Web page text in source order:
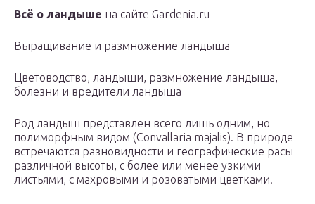
Всё о ландыше на сайте Gardenia.ru
Выращивание и размножение ландыша
Цветоводство, ландыши, размножение ландыша,
болезни и вредители ландыша
Род ландыш представлен всего лишь одним, но
полиморфным видом (Convallaria majalis). В природе
встречаются разновидности и географические расы
различной высоты, с более или менее узкими
листьями, с махровыми и розоватыми цветками.